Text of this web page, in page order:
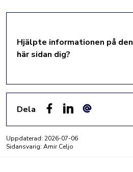
Hjälpte informationen på den
här sidan dig?
Dela
Uppdaterad: 2026-07-06
Sidansvarig: Amir Celjo